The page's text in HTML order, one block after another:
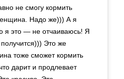
не смогу кормить
Надо же))) А я
я это — не отчаиваюсь! Я
получится))) Это же
тоже сможет кормить
дарит и продлевает